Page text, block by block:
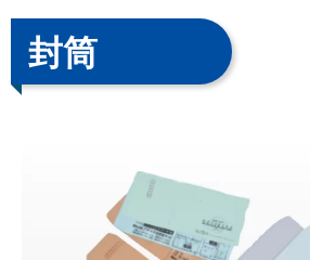
封筒